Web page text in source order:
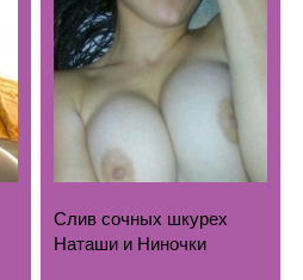
Слив сочных шкурех
Наташи и Ниночки